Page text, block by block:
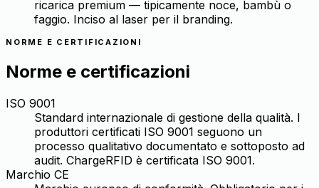
ricarica premium — tipicamente noce, bambù o
faggio. Inciso al laser per il branding.
NORME E CERTIFICAZIONI
Norme e certificazioni
ISO 9001
Standard internazionale di gestione della qualità. I
produttori certificati ISO 9001 seguono un
processo qualitativo documentato e sottoposto ad
audit. ChargeRFID è certificata ISO 9001.
Marchio CE